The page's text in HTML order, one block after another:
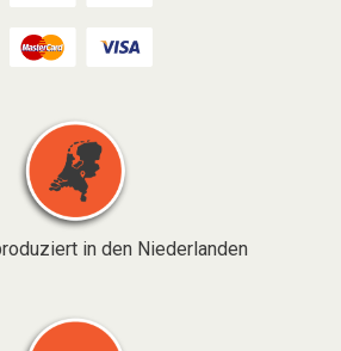
in den Niederlanden